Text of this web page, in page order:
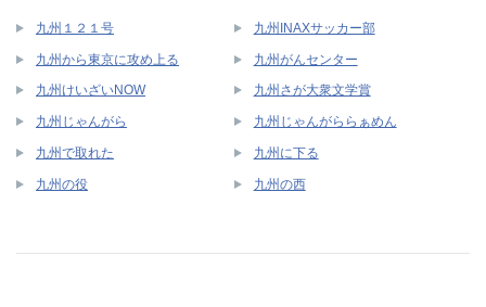
九州１２１号 九州INAXサッカー部
九州から東京に攻め上る 九州がんセンター
九州けいざいNOW 九州さが大衆文学賞
九州じゃんがら 九州じゃんがららぁめん
九州で取れた 九州に下る
九州の役 九州の西